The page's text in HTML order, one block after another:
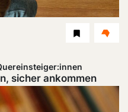
sicher ankommen